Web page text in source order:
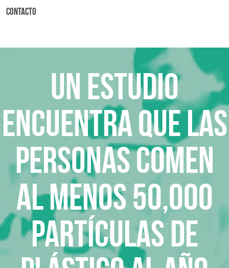
Contacto
Un estudio
encuentra que las
personas comen
al menos 50,000
partículas de